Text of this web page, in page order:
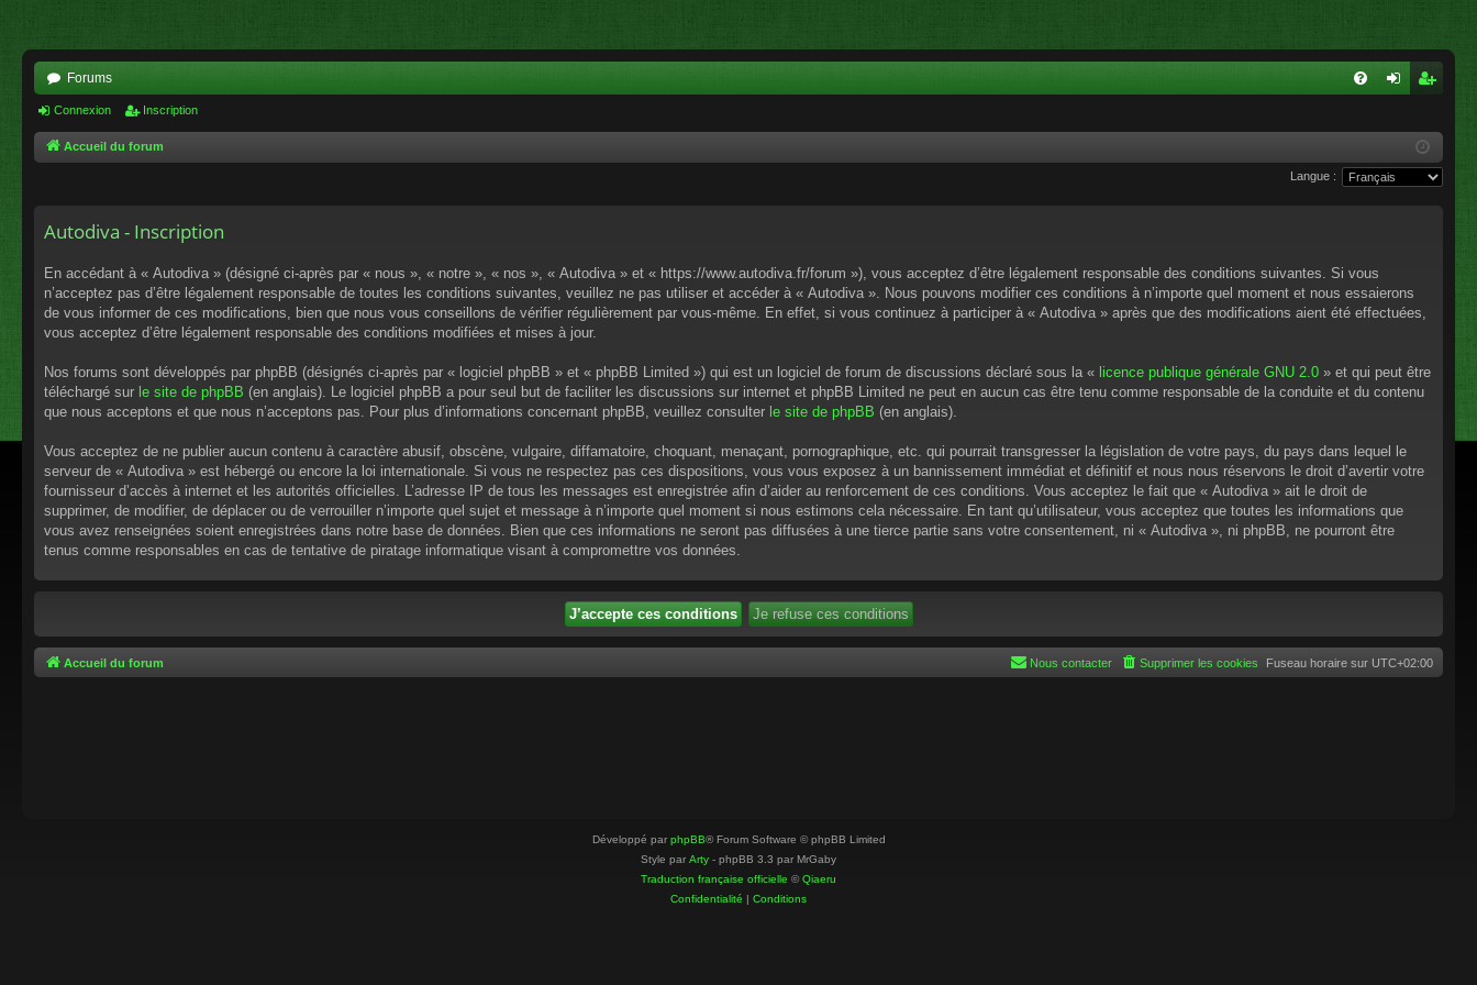
Forums
xi
cri
pti
Connexion Inscription
Accueil du forum
Langue :
Autodiva - Inscription
En accédant à « Autodiva » (désigné ci-après par « nous », « notre », « nos », « Autodiva » et « https://www.autodiva.fr/forum »), vous acceptez d’être légalement responsable des conditions suivantes. Si vous
n’acceptez pas d’être légalement responsable de toutes les conditions suivantes, veuillez ne pas utiliser et accéder à « Autodiva ». Nous pouvons modifier ces conditions à n’importe quel moment et nous essaierons
de vous informer de ces modifications, bien que nous vous conseillons de vérifier régulièrement par vous-même. En effet, si vous continuez à participer à « Autodiva » après que des modifications aient été effectuées,
vous acceptez d’être légalement responsable des conditions modifiées et mises à jour.
Nos forums sont développés par phpBB (désignés ci-après par « logiciel phpBB » et « phpBB Limited ») qui est un logiciel de forum de discussions déclaré sous la « licence publique générale GNU 2.0 » et qui peut être
téléchargé sur le site de phpBB (en anglais). Le logiciel phpBB a pour seul but de faciliter les discussions sur internet et phpBB Limited ne peut en aucun cas être tenu comme responsable de la conduite et du contenu
que nous acceptons et que nous n’acceptons pas. Pour plus d’informations concernant phpBB, veuillez consulter le site de phpBB (en anglais).
Vous acceptez de ne publier aucun contenu à caractère abusif, obscène, vulgaire, diffamatoire, choquant, menaçant, pornographique, etc. qui pourrait transgresser la législation de votre pays, du pays dans lequel le
serveur de « Autodiva » est hébergé ou encore la loi internationale. Si vous ne respectez pas ces dispositions, vous vous exposez à un bannissement immédiat et définitif et nous nous réservons le droit d’avertir votre
fournisseur d’accès à internet et les autorités officielles. L’adresse IP de tous les messages est enregistrée afin d’aider au renforcement de ces conditions. Vous acceptez le fait que « Autodiva » ait le droit de
supprimer, de modifier, de déplacer ou de verrouiller n’importe quel sujet et message à n’importe quel moment si nous estimons cela nécessaire. En tant qu’utilisateur, vous acceptez que toutes les informations que
vous avez renseignées soient enregistrées dans notre base de données. Bien que ces informations ne seront pas diffusées à une tierce partie sans votre consentement, ni « Autodiva », ni phpBB, ne pourront être
tenus comme responsables en cas de tentative de piratage informatique visant à compromettre vos données.
Accueil du forum Fuseau horaire sur UTC+02:00
Supprimer les cookies
Nous contacter
Développé par phpBB® Forum Software © phpBB Limited
Style par Arty - phpBB 3.3 par MrGaby
Traduction française officielle ©Qiaeru
Confidentialité | Conditions